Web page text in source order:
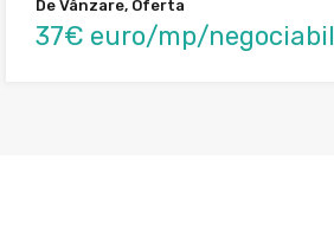
De Vânzare, Oferta
37€ euro/mp/negociabil